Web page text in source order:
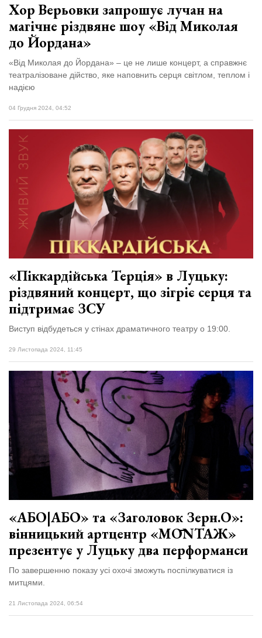
Хор Верьовки запрошує лучан на
магічне різдвяне шоу «Від Миколая
до Йордана»
«Від Миколая до Йордана» – це не лише концерт, а справжнє
театралізоване дійство, яке наповнить серця світлом, теплом і
надією
04 Грудня 2024, 04:52
«Піккардійська Терція» в Луцьку:
різдвяний концерт, що зігріє серця та
підтримає ЗСУ
Виступ відбудеться у стінах драматичного театру о 19:00.
29 Листопада 2024, 11:45
«АБО|АБО» та «Заголовок Зерн.О»:
вінницький артцентр «MŌNTAЖ»
презентує у Луцьку два перформанси
По завершенню показу усі охочі зможуть поспілкуватися із
митцями.
21 Листопада 2024, 06:54